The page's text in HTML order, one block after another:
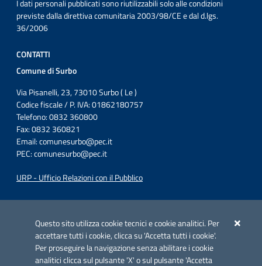
Questo sito utilizza cookie tecnici e cookie analitici. Per
accettare tutti i cookie, clicca su 'Accetta tutti i cookie'.
Per proseguire la navigazione senza abilitare i cookie
analitici clicca sul pulsante 'X' o sul pulsante 'Accetta
I dati personali pubblicati sono riutilizzabili solo alle condizioni
previste dalla direttiva comunitaria 2003/98/CE e dal d.lgs.
36/2006
CONTATTI
Comune di Surbo
Via Pisanelli, 23, 73010 Surbo ( Le )
Codice fiscale / P. IVA: 01862180757
Telefono: 0832 360800
Fax: 0832 360821
Email:comunesurbo@pec.it
PEC:comunesurbo@pec.it
URP - Ufficio Relazioni con il Pubblico
Azione 2.3.